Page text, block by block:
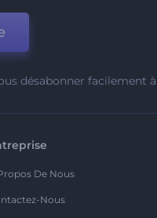
désabonner facilement à
De Nous
Nous